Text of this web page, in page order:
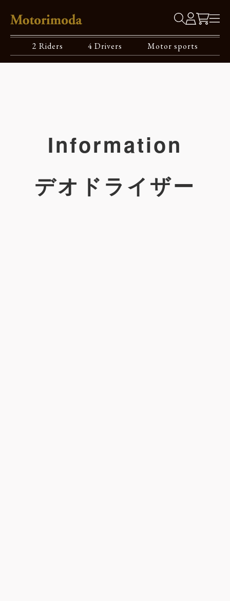
2 Riders 4 Drivers Motor sports
Information
デオドライザー